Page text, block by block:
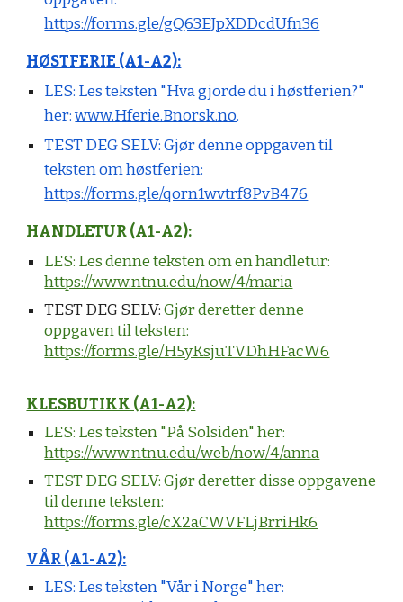
https://forms.gle/gQ63EJpXDDcdUfn36
HØSTFERIE (A1-A2):
LES: Les teksten "Hva gjorde du i høstferien?"
her:www.Hferie.Bnorsk.no.
TEST DEG SELV:Gjør denne oppgaven til
teksten om høstferien:
https://forms.gle/qorn1wvtrf8PvB476
HANDLETUR (A1-A2):
LES: Les denne teksten om en handletur:
https://www.ntnu.edu/now/4/maria
TEST DEG SELV:Gjør deretter denne
oppgaven til teksten:
https://forms.gle/H5yKsjuTVDhHFacW6
KLESBUTIKK (A1-A2):
LES: Les teksten "På Solsiden" her:
https://www.ntnu.edu/web/now/4/anna
TEST DEG SELV:Gjør deretter disse oppgavene
til denne teksten:
https://forms.gle/cX2aCWVFLjBrriHk6
VÅR (A1-A2):
LES: Les teksten "Vår i Norge" her: